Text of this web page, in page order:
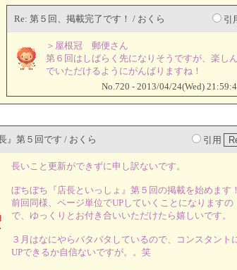
Re: 第５回、掲載完了です！ / おくら 引
＞屋根冠 郵便さん
第６回はしばらく先になりそうですが、楽しん
でいただけるようにがんばりますね！
No.720 - 2013/04/24(Wed)
長』第５回です / おくら 引用
長いこと更新ができずに申し訳ないです。
ぼちぼち『店長といっしょ』第５回の掲載を始めます！
前回同様、ページ単位でUPしていくことになりますの
で、ゆっくりとお付き合いいただけたら嬉しいです。
３月はなにやらバタバタしているので、コンスタント
UPできるか自信ないですが。。笑